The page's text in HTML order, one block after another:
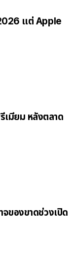
แต่ Apple
มียม หลังตลาด
ของขาดช่วงเปิด